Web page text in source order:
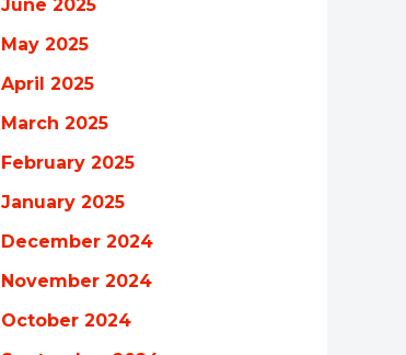
June 2025
May 2025
April 2025
March 2025
February 2025
January 2025
December 2024
November 2024
October 2024